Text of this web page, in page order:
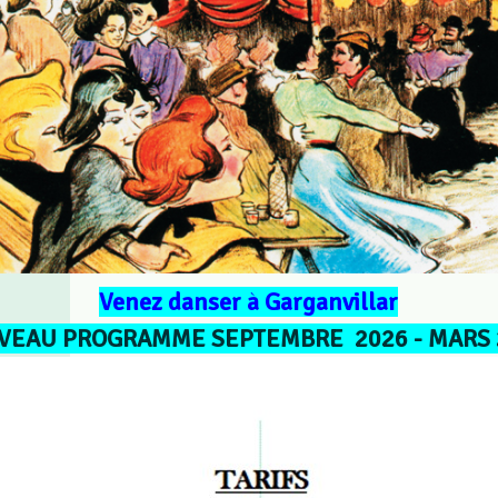
Venez danser à Garganvillar
PROGRAMME SEPTEMBRE 2026 -